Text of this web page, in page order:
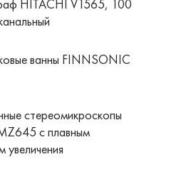
HITACHI V1565, 100
ванны FINNSONIC
стереомикроскопы
c плавным
увеличения